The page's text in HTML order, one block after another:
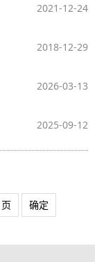
2021-12-24
2018-12-29
2026-03-13
2025-09-12
页 确定